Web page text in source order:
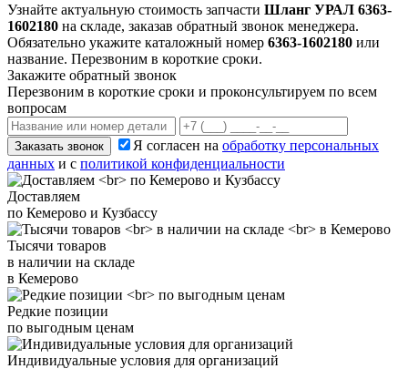
Узнайте актуальную стоимость запчасти Шланг УРАЛ 6363-
1602180 на складе, заказав обратный звонок менеджера.
Обязательно укажите каталожный номер 6363-1602180 или
название. Перезвоним в короткие сроки.
Закажите обратный звонок
Перезвоним в короткие сроки и проконсультируем по всем
вопросам
Заказать звонок Я согласен на обработку персональных
данных и с политикой конфиденциальности
Доставляем
по Кемерово и Кузбассу
Тысячи товаров
в наличии на складе
в Кемерово
Редкие позиции
по выгодным ценам
Индивидуальные условия для организаций